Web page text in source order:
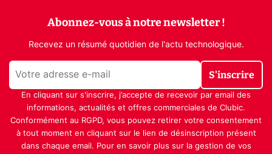
Abonnez-vous à notre newsletter !
Recevez un résumé quotidien de l'actu technologique.
S'inscrire
En cliquant sur s'inscrire, j’accepte de recevoir par email des
informations, actualités et offres commerciales de Clubic.
Conformément au RGPD, vous pouvez retirer votre consentement
à tout moment en cliquant sur le lien de désinscription présent
dans chaque email. Pour en savoir plus sur la gestion de vos